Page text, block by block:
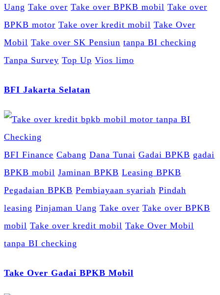
Uang Take over Take over BPKB mobil Take over
BPKB motor Take over kredit mobil Take Over
Mobil Take over SK Pensiun tanpa BI checking
Tanpa Survey Top Up Vios limo
BFI Jakarta Selatan
BFI Finance Cabang Dana Tunai Gadai BPKB gadai
BPKB mobil Jaminan BPKB Leasing BPKB
Pegadaian BPKB Pembiayaan syariah Pindah
leasing Pinjaman Uang Take over Take over BPKB
mobil Take over kredit mobil Take Over Mobil
tanpa BI checking
Take Over Gadai BPKB Mobil